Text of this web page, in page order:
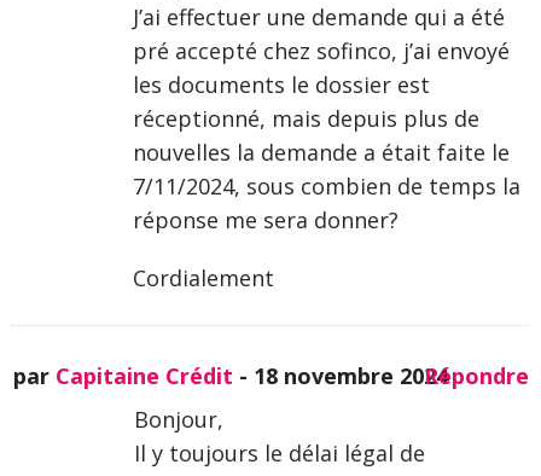
J’ai effectuer une demande qui a été
pré accepté chez sofinco, j’ai envoyé
les documents le dossier est
réceptionné, mais depuis plus de
nouvelles la demande a était faite le
7/11/2024, sous combien de temps la
réponse me sera donner?
Cordialement
par Capitaine Crédit - 18 novembre 2024Répondre
Bonjour,
Il y toujours le délai légal de